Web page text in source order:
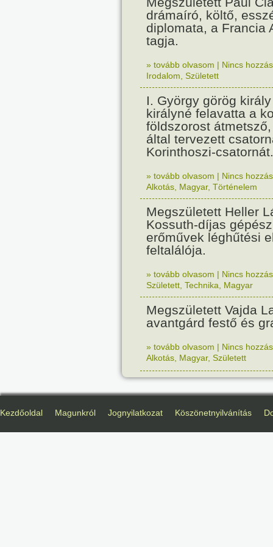
drámaíró, költő,
diplomata, a Francia
tagja.
» tovább olvasom | Nincs
Irodalom Született
I. György görög
királyné felavatta a
földszorost
által tervezett
Korinthoszi-csatornát.
» tovább olvasom | Nincs
Alkotás Magyar, Történelem
Megszületett Heller
Kossuth-díjas
erőművek léghűtési
feltalálója.
» tovább olvasom | Nincs
Született Technika Magyar
Megszületett Vajda
avantgárd festő és
» tovább olvasom | Nincs
Alkotás Magyar, Született
Kezdőoldal Magunkról Jognyilatkozat Köszönetnyilvánítás